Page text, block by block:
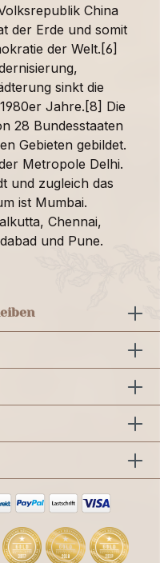
China
der Erde und somit
der Welt.[6]
sinkt die
Jahre.[8] Die
28 Bundesstaaten
Gebieten gebildet.
Metropole Delhi.
und zugleich das
ist Mumbai.
Chennai,
und Pune.